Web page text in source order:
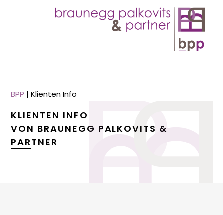
BPP |Klienten Info
KLIENTEN INFO
VON BRAUNEGG PALKOVITS &
PARTNER